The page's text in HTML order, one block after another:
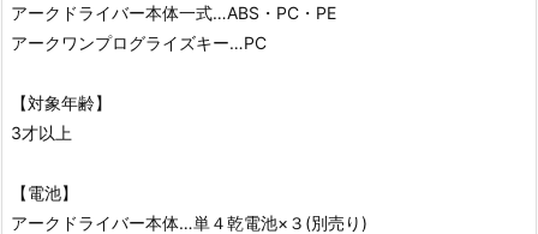
アークドライバー本体一式…ABS・PC・PE
アークワンプログライズキー…PC
【対象年齢】
3才以上
【電池】
アークドライバー本体…単４乾電池×３(別売り)